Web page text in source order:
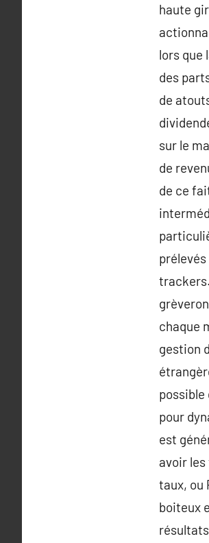
haute
lors que
des
de
sur le
de
de ce
chaque
gestion
possible
pour
est
avoir
taux, ou
boiteux